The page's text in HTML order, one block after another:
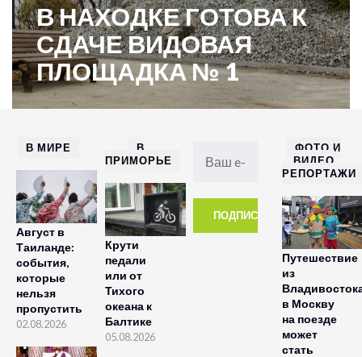
В НАХОДКЕ ГОТОВА К
СДАЧЕ ВИДОВАЯ
ПЛОЩАДКА № 1
В МИРЕ
Август в
Таиланде:
события,
которые
нельзя
пропустить
02.08.2026
В
ПРИМОРЬЕ
Крути
педали
или от
Тихого
океана к
Балтике
05.08.2026
ФОТО И
ВИДЕО
РЕПОРТАЖИ
Путешествие
из
в Москву
на поезде
может
стать